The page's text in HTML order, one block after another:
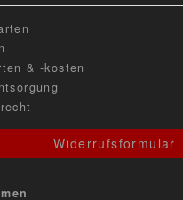
& -kosten
Widerrufsformular